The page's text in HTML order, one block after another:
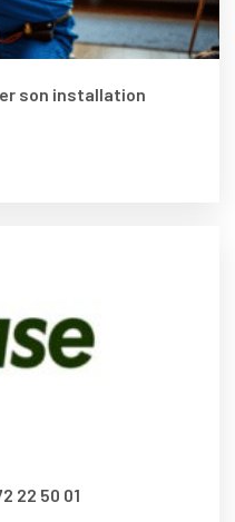
son installation
22 50 01